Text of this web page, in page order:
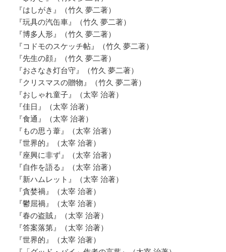
『はしがき』（竹久 夢二著）
『玩具の汽缶車』（竹久 夢二著）
『博多人形』（竹久 夢二著）
『コドモのスケッチ帖』（竹久 夢二著）
『先生の顔』（竹久 夢二著）
『おさなき灯台守』（竹久 夢二著）
『クリスマスの贈物』（竹久 夢二著）
『おしゃれ童子』（太宰 治著）
『佳日』（太宰 治著）
『食通』（太宰 治著）
『もの思う葦』（太宰 治著）
『世界的』（太宰 治著）
『座興に非ず』（太宰 治著）
『自作を語る』（太宰 治著）
『新ハムレット』（太宰 治著）
『貪婪禍』（太宰 治著）
『鬱屈禍』（太宰 治著）
『春の盗賊』（太宰 治著）
『答案落第』（太宰 治著）
『世界的』（太宰 治著）